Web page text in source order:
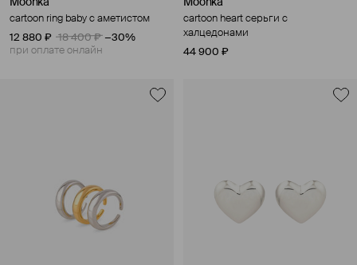
Moonka
cartoon ring baby с аметистом
12 880 ₽
18 400 ₽ −30%
при оплате онлайн
Moonka
cartoon heart серьги с
халцедонами
44 900 ₽